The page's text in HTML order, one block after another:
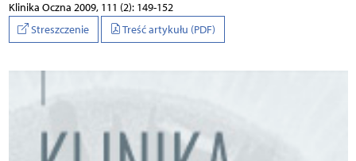
Klinika Oczna 2009, 111 (2): 149-152
Streszczenie
Treść artykułu (PDF)